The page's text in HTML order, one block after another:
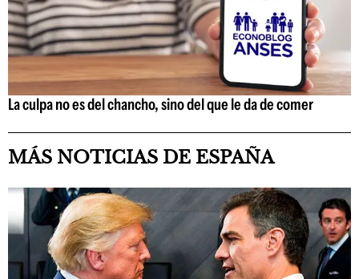
La culpa no es del chancho, sino del que le da de comer
MÁS NOTICIAS DE ESPAÑA